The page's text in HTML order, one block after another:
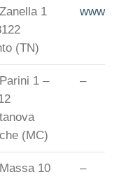
1
(TN)
1 –
(MC)
–
10
–